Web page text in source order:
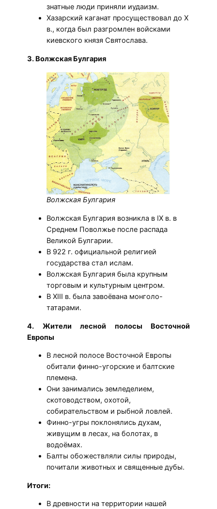
знатные люди приняли иудаизм.
Хазарский каганат просуществовал до X
в., когда был разгромлен войсками
киевского князя Святослава.
3. Волжская Булгария
Волжская Булгария
Волжская Булгария возникла в IX в. в
Среднем Поволжье после распада
Великой Булгарии.
В 922 г. официальной религией
государства стал ислам.
Волжская Булгария была крупным
торговым и культурным центром.
В XIII в. была завоёвана монголо-
татарами.
4. Жители лесной полосы Восточной
Европы
В лесной полосе Восточной Европы
обитали финно-угорские и балтские
племена.
Они занимались земледелием,
скотоводством, охотой,
собирательством и рыбной ловлей.
Финно-угры поклонялись духам,
живущим в лесах, на болотах, в
водоёмах.
Балты обожествляли силы природы,
почитали животных и священные дубы.
Итоги:
В древности на территории нашей